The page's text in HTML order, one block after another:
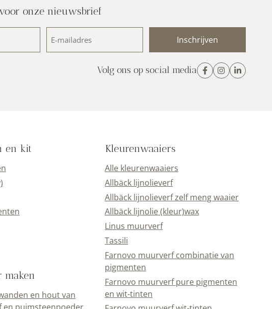
onze nieuwsbrief
mailadres
Volg ons op social media
en kit
maken
en hout van
Kleurenwaaiers
Alle kleurenwaaiers
Allbäck lijnolieverf
Allbäck lijnolieverf zelf meng waaier
Allbäck lijnolie (kleur)wax
Linus muurverf
Tassili
Farnovo muurverf combinatie van
pigmenten
Farnovo muurverf pure pigmenten
en wit-tinten